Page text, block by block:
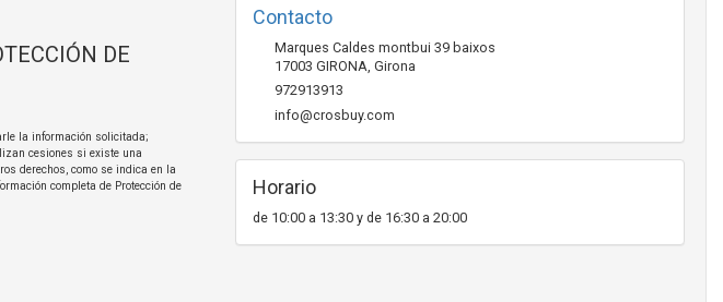
DE
la información solicitada;
cesiones si existe una
derechos, como se indica en la
completa de Protección de
Contacto
Marques Caldes montbui 39 baixos
17003 GIRONA, Girona
972913913
info@crosbuy.com
Horario
de 10:00 a 13:30 y de 16:30 a 20:00